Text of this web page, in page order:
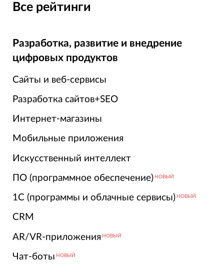
Все рейтинги
Разработка, развитие и внедрение
цифровых продуктов
Сайты и веб-сервисы
Разработка сайтов+SEO
Интернет-магазины
Мобильные приложения
Искусственный интеллект
ПО (программное обеспечение) НОВЫЙ
1С (программы и облачные сервисы) НОВЫЙ
CRM
AR/VR-приложения НОВЫЙ
Чат-боты НОВЫЙ